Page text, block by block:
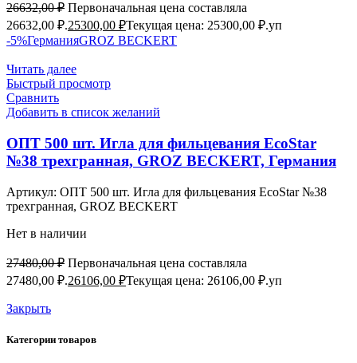
26632,00₽ Первоначальная цена составляла
26632,00 ₽.25300,00 ₽Текущая цена: 25300,00 ₽.уп
-5%ГерманияGROZ BEСKERT
Читать далее
Быстрый просмотр
Сравнить
Добавить в список желаний
ОПТ 500 шт. Игла для фильцевания EcoStar
№38 трехгранная, GROZ BEСKERT, Германия
Артикул: ОПТ 500 шт. Игла для фильцевания EcoStar №38
трехгранная, GROZ BEСKERT
Нет в наличии
27480,00₽ Первоначальная цена составляла
27480,00 ₽.26106,00 ₽Текущая цена: 26106,00 ₽.уп
Закрыть
Категории товаров